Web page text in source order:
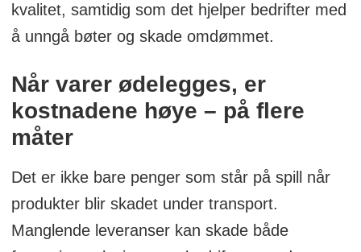
kvalitet, samtidig som det hjelper bedrifter med
å unngå bøter og skade omdømmet.
Når varer ødelegges, er
kostnadene høye – på flere
måter
Det er ikke bare penger som står på spill når
produkter blir skadet under transport.
Manglende leveranser kan skade både